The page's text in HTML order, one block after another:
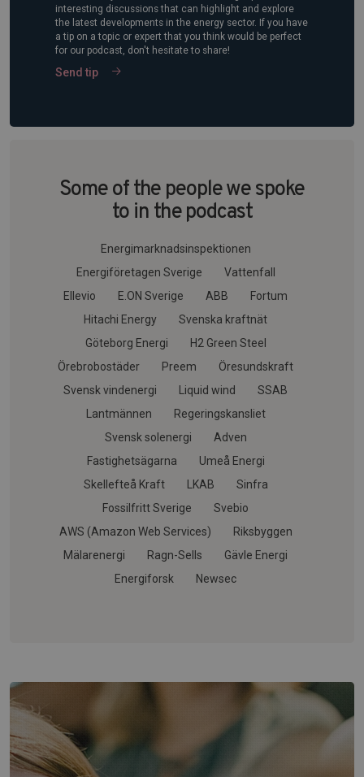
interesting discussions that can highlight and explore
the latest developments in the energy sector. If you have
a tip on a topic or expert that you think would be perfect
for our podcast, don't hesitate to share!
Send tip
Some of the people we spoke
to in the podcast
Energimarknadsinspektionen
Energiföretagen Sverige
Vattenfall
Ellevio
E.ON Sverige ABB
Fortum
Hitachi Energy
Svenska kraftnät
Göteborg Energi
H2 Green Steel
Örebrobostäder
Preem
Öresundskraft
Svensk vindenergi
Liquid wind
SSAB
Lantmännen
Regeringskansliet
Svensk solenergi
Adven
Fastighetsägarna
Umeå Energi
Skellefteå Kraft
LKAB
Sinfra
Fossilfritt Sverige
Svebio
AWS (Amazon Web Services)
Riksbyggen
Mälarenergi
Ragn-Sells
Gävle Energi
Energiforsk
Newsec